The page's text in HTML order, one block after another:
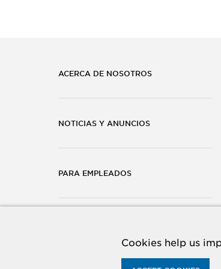
Cookies help us
ACERCA DE NOSOTROS
NOTICIAS Y ANUNCIOS
PARA EMPLEADOS